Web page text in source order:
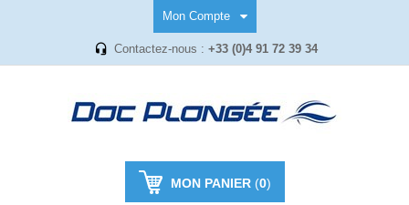
Mon Compte
Contactez-nous : +33 (0)4 91 72 39 34
MON PANIER(0)